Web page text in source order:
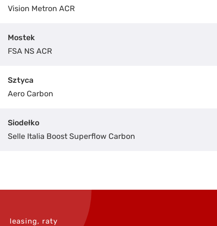
Vision Metron ACR
Mostek
FSA NS ACR
Sztyca
Aero Carbon
Siodełko
Selle Italia Boost Superflow Carbon
leasing, raty
Więcej o ochronie Twoich danych dowiesz się z naszej polityki